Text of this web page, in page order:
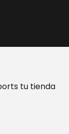
tu tienda